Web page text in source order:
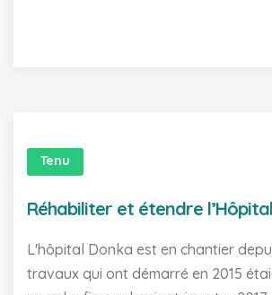
Tenu
Réhabiliter et étendre
L'hôpital Donka est en chantier
travaux qui ont démarré en 2015